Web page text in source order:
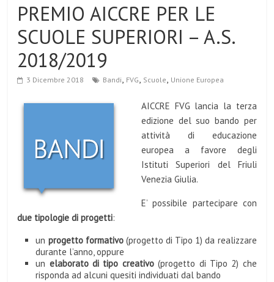
PREMIO AICCRE PER LE
SCUOLE SUPERIORI – A.S.
2018/2019
3 Dicembre 2018 Bandi, FVG, Scuole, Unione Europea
AICCRE FVG lancia la terza
edizione del suo bando per
attività di educazione
europea a favore degli
Istituti Superiori del Friuli
Venezia Giulia.
E’ possibile partecipare con
due tipologie di progetti:
un progetto formativo(progetto di Tipo 1) da realizzare
durante l’anno, oppure
un elaborato di tipo creativo(progetto di Tipo 2) che
risponda ad alcuni quesiti individuati dal bando